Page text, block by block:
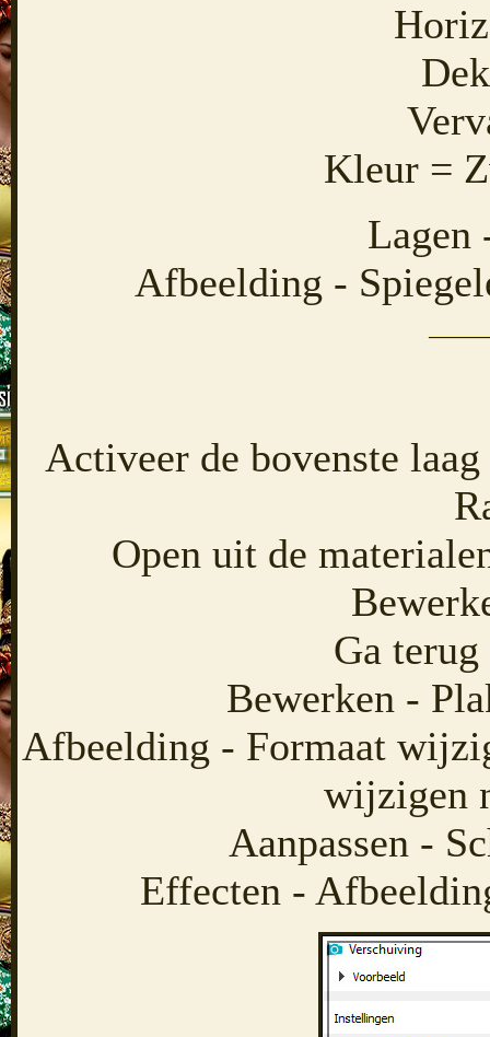
Kleur =
Lagen
Afbeelding -
Activeer de bovenste
Open uit de
Ga
Bewerken -
Afbeelding - Formaat
wijzigen
Aanpassen -
Effecten -